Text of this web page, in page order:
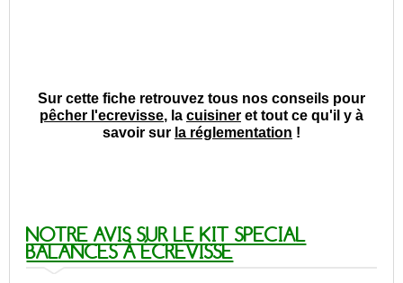
Sur cette fiche retrouvez tous nos conseils pour
pêcher l'ecrevisse, la cuisiner et tout ce qu'il y à
savoir sur la réglementation !
NOTRE AVIS SUR LE KIT SPECIAL
BALANCES À ÉCREVISSE